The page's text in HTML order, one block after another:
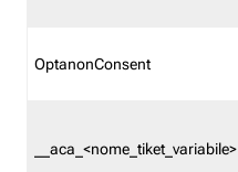
OptanonConsent
__aca_<nome_tiket_variabile>